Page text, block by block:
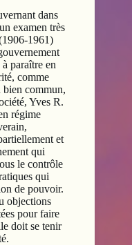
dans
examen très
1961)
paraître en
comme
bien commun,
Yves R.
régime
et
qui
le contrôle
qui
de pouvoir.
objections
pour faire
doit se tenir